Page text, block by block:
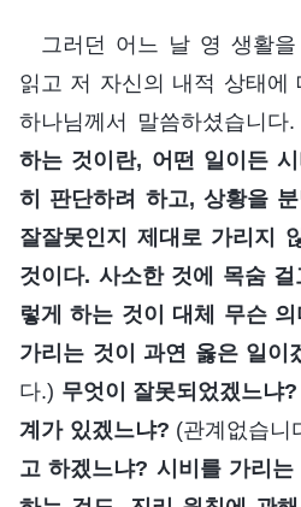
그러던 어느 날 영 생활
읽고 저 자신의 내적 상태에
하나님께서 말씀하셨습니다.
하는 것이란, 어떤 일이든
히 판단하려 하고, 상황을
잘잘못인지 제대로 가리지
것이다. 사소한 것에 목숨 걸
렇게 하는 것이 대체 무슨
가리는 것이 과연 옳은 일이
다.) 무엇이 잘못되었겠느냐
계가 있겠느냐? (관계없습니
고 하겠느냐? 시비를 가리